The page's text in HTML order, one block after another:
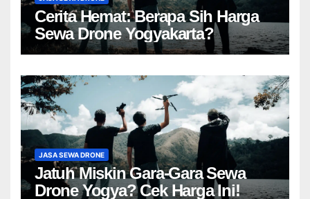
Cerita Hemat: Berapa Sih Harga
Sewa Drone Yogyakarta?
JASA SEWA DRONE
Jatuh Miskin Gara-Gara Sewa
Drone Yogya? Cek Harga Ini!